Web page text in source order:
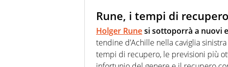
Rune, i tempi di recupero
Holger Runesi sottoporrà a nuovi
tendine d’Achille nella caviglia
tempi di recupero, le previsioni più